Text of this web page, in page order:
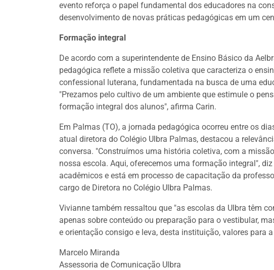
evento reforça o papel fundamental dos educadores na
desenvolvimento de novas práticas pedagógicas em um
Formação integral
De acordo com a superintendente de Ensino Básico da
pedagógica reflete a missão coletiva que caracteriza o
confessional luterana, fundamentada na busca de uma
"Prezamos pelo cultivo de um ambiente que estimule o
formação integral dos alunos", afirma Carin.
Em Palmas (TO), a jornada pedagógica ocorreu entre os
atual diretora do Colégio Ulbra Palmas, destacou a
conversa. "Construímos uma história coletiva, com a
nossa escola. Aqui, oferecemos uma formação integral",
acadêmicos e está em processo de capacitação da
cargo de Diretora no Colégio Ulbra Palmas.
Vivianne também ressaltou que "as escolas da Ulbra têm
apenas sobre conteúdo ou preparação para o vestibular,
e orientação consigo e leva, desta instituição, valores para
Marcelo Miranda
Assessoria de Comunicação Ulbra